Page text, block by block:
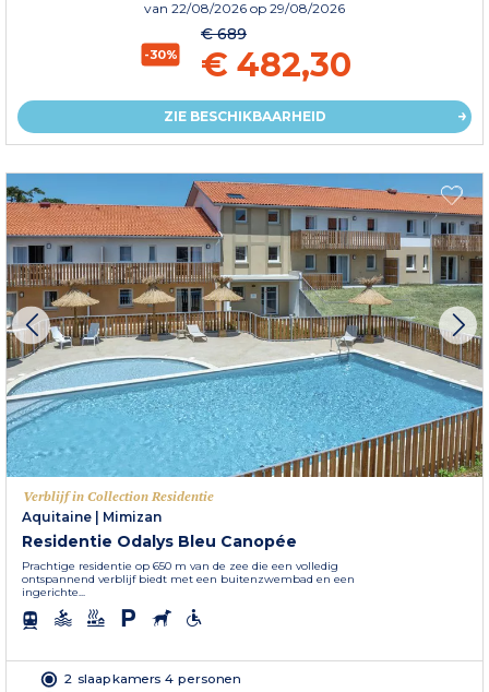
van 22/08/2026 op 29/08/2026
-30%
€ 689
€ 482,30
ZIE BESCHIKBAARHEID
Verblijf in Collection Residentie
Aquitaine
Mimizan
Residentie Odalys Bleu Canopée
Prachtige residentie op 650 m van de zee die een volledig
ontspannend verblijf biedt met een buitenzwembad en een
ingerichte...
2 slaapkamers 4 personen